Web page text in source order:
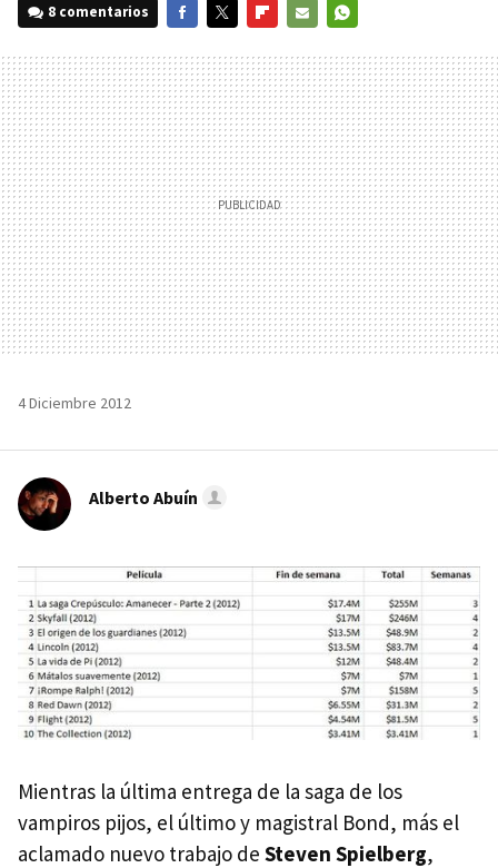
8 comentarios
MAIL
4 Diciembre 2012
Alberto Abuín
Mientras la última entrega de la saga de los
vampiros pijos, el último y magistral Bond, más el
aclamado nuevo trabajo de Steven Spielberg,